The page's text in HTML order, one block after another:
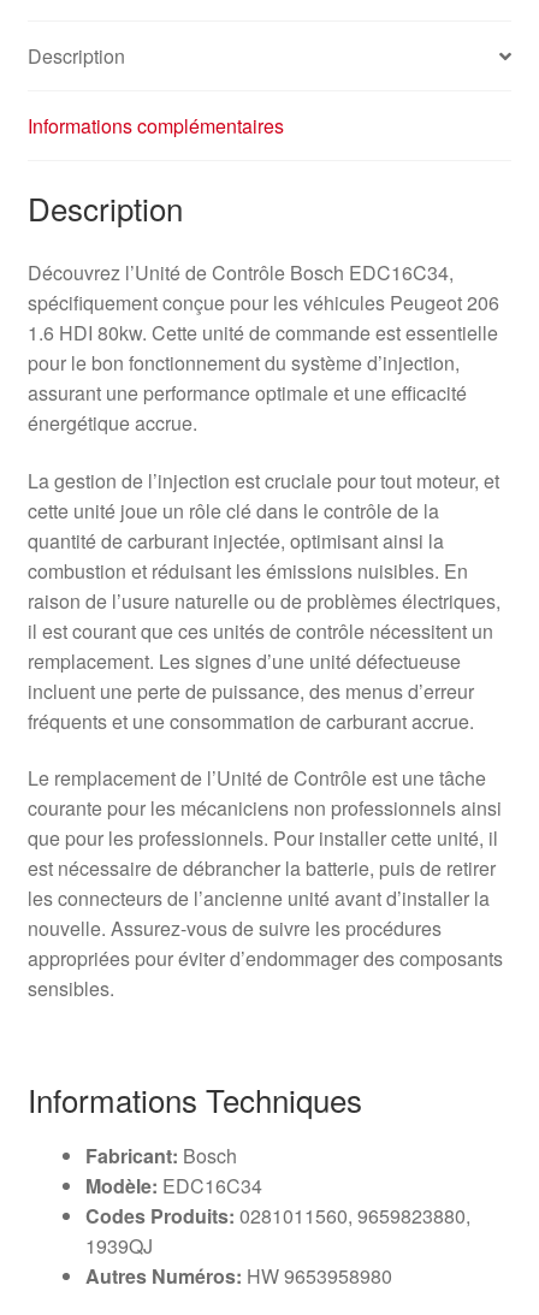
1939QJ
Description
Informations complémentaires
Description
Découvrez l’Unité de Contrôle Bosch EDC16C34,
spécifiquement conçue pour les véhicules Peugeot 206
1.6 HDI 80kw. Cette unité de commande est essentielle
pour le bon fonctionnement du système d’injection,
assurant une performance optimale et une efficacité
énergétique accrue.
La gestion de l’injection est cruciale pour tout moteur, et
cette unité joue un rôle clé dans le contrôle de la
quantité de carburant injectée, optimisant ainsi la
combustion et réduisant les émissions nuisibles. En
raison de l’usure naturelle ou de problèmes électriques,
il est courant que ces unités de contrôle nécessitent un
remplacement. Les signes d’une unité défectueuse
incluent une perte de puissance, des menus d’erreur
fréquents et une consommation de carburant accrue.
Le remplacement de l’Unité de Contrôle est une tâche
courante pour les mécaniciens non professionnels ainsi
que pour les professionnels. Pour installer cette unité, il
est nécessaire de débrancher la batterie, puis de retirer
les connecteurs de l’ancienne unité avant d’installer la
nouvelle. Assurez-vous de suivre les procédures
appropriées pour éviter d’endommager des composants
sensibles.
Informations Techniques
Fabricant: Bosch
Modèle: EDC16C34
Codes Produits: 0281011560, 9659823880,
1939QJ
Autres Numéros: HW 9653958980